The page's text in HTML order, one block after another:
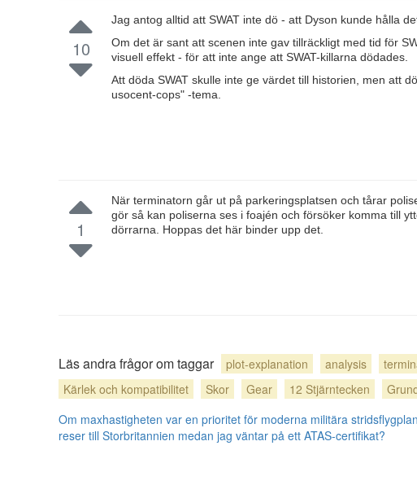
10
Jag antog alltid att SWAT inte dö - att Dyson kunde hålla
Om det är sant att scenen inte gav tillräckligt med tid för
visuell effekt - för att inte ange att SWAT-killarna dödades.
Att döda SWAT skulle inte ge värdet till historien, men att
usocent-cops" -tema.
1
När terminatorn går ut på parkeringsplatsen och tårar
gör så kan poliserna ses i foajén och försöker komma till
dörrarna. Hoppas det här binder upp det.
Läs andra frågor om taggar plot-explanation analysis
Kärlek och kompatibilitet
Skor Gear 12 Stjärntecken
Om maxhastigheten var en prioritet för moderna militära
reser till Storbritannien medan jag väntar på ett ATAS-certifikat?